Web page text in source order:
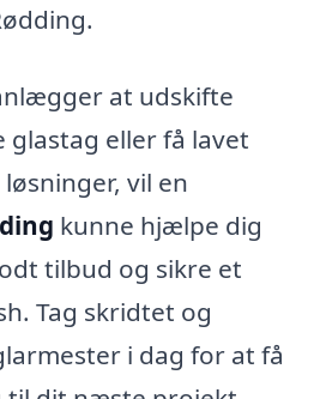
at udskifte
glastag eller få lavet
vil en
kunne hjælpe dig
tilbud og sikre et
Tag skridtet og
i dag for at få